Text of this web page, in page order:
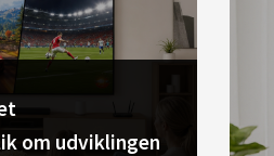
om udviklingen